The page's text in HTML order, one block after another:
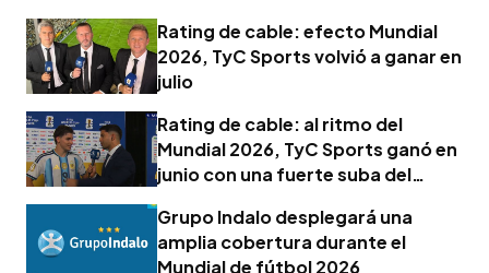
Rating de cable: efecto Mundial
2026, TyC Sports volvió a ganar en
julio
Rating de cable: al ritmo del
Mundial 2026, TyC Sports ganó en
junio con una fuerte suba del
Grupo Indalo desplegará una
amplia cobertura durante el
Mundial de fútbol 2026